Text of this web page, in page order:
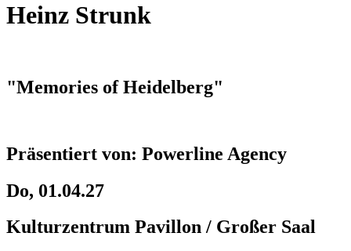
Heinz Strunk
"Memories of Heidelberg"
Präsentiert von: Powerline Agency
Do, 01.04.27
Kulturzentrum Pavillon / Großer Saal